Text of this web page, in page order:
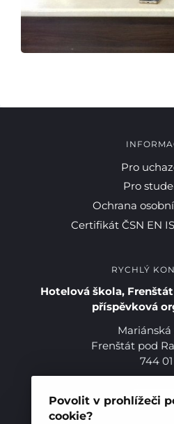
Povolit v prohlížeči
cookie?
Pro
Pro
Pro
Ochrana
Certifikát ČSN EN
RYCHLÝ
Hotelová škola,
příspěvková
Mariánská
Frenštát pod
744 01
E-mail:
Datová